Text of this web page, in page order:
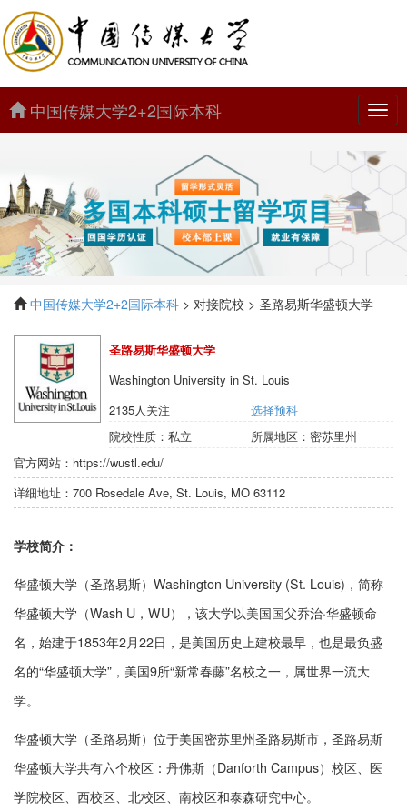
中
国
传
大
学
2+2
际
本
科
中国传媒大学2+2国际本科
中国传媒大学2+2国际本科 > 对接院校 > 圣路易斯华盛顿大学
圣路易斯华盛顿大学
Washington University in St. Louis
2135人关注
选择预科
院校性质： 私立 所属地区： 密苏里州
官方网站： https://wustl.edu/
详细地址： 700 Rosedale Ave, St. Louis, MO 63112
学校简介：
华盛顿大学（圣路易斯）Washington University (St. Louis)，简称
华盛顿大学（Wash U，WU），该大学以美国国父乔治·华盛顿命
名，始建于1853年2月22日，是美国历史上建校最早，也是最负盛
名的“华盛顿大学”，美国9所“新常春藤”名校之一，属世界一流大
学。
华盛顿大学（圣路易斯）位于美国密苏里州圣路易斯市，圣路易斯
华盛顿大学共有六个校区：丹佛斯（Danforth Campus）校区、医
学院校区、西校区、北校区、南校区和泰森研究中心。